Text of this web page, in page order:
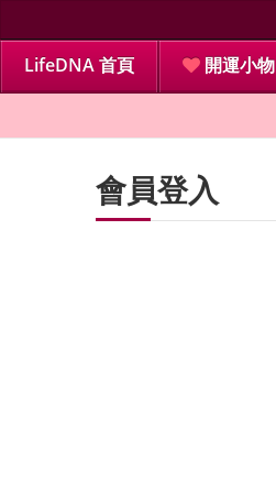
LifeDNA 首頁 開運小物
會員登入